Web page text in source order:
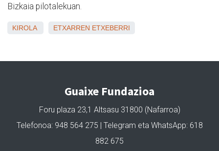
Bizkaia pilotalekuan.
KIROLA ETXARREN ETXEBERRI
Guaixe Fundazioa
Foru plaza 23,1 Altsasu 31800 (Nafarroa)
Telefonoa: 948 564 275 | Telegram eta WhatsApp: 618
882 675